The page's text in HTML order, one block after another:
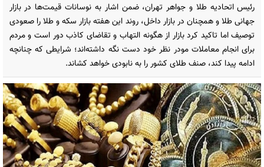
رئیس اتحادیه طلا و جواهر تهران، ضمن اشار به نوسانات قیمت‌ها در بازار
جهانی طلا و همچنان در بازار داخل، روند این هفته بازار سکه و طلا را صعودی
توصیف اما تاکید کرد بازار از هگونه التهاب و تقاضای کاذب دور است و مردم
برای انجام معاملات مودر نظر خود دست نگه داشته‌اند؛ شرایطی که چنانچه
ادامه پیدا کند، صنف طلای کشور را به نابودی خواهد کشاند.